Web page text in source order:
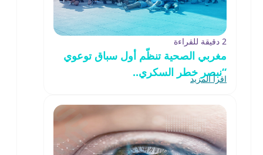
2 دقيقة للقراءة
مغربي الصحية تنظّم أول سباق توعوي
“نبصر خطر السكري..
اقرأ المزيد